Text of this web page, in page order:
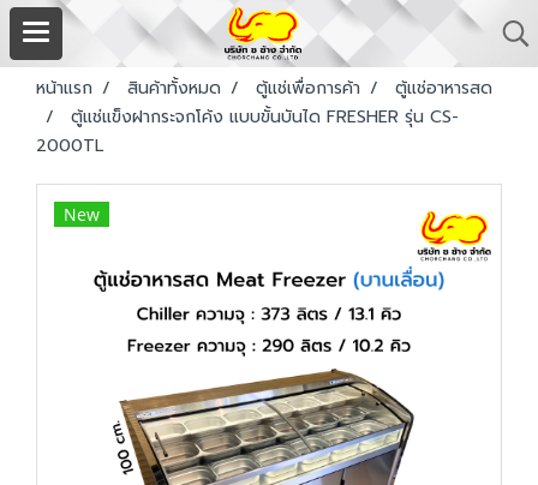
หน้าแรก สินค้าทั้งหมด ตู้แช่เพื่อการค้า
ตู้แช่อาหารสด
ตู้แช่แข็งฝากระจกโค้ง แบบขั้นบันได FRESHER รุ่น CS-
2000TL
New